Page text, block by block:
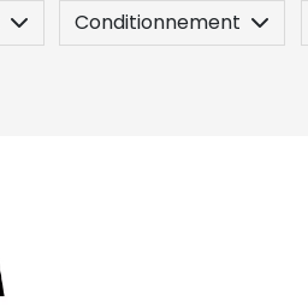
Conditionnement